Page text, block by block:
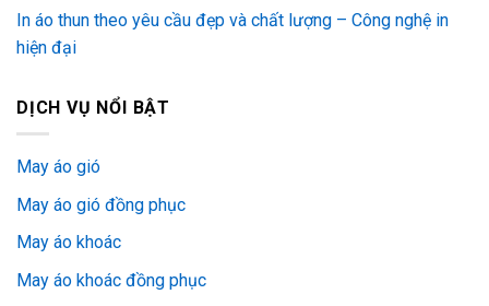
In áo thun theo yêu cầu đẹp và chất lượng – Công nghệ in
hiện đại
DỊCH VỤ NỔI BẬT
May áo gió
May áo gió đồng phục
May áo khoác
May áo khoác đồng phục